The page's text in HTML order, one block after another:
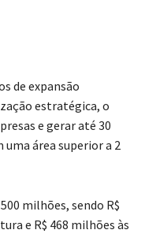
de expansão
estratégica, o
e gerar até 30
área superior a 2
milhões, sendo R$
e R$ 468 milhões às